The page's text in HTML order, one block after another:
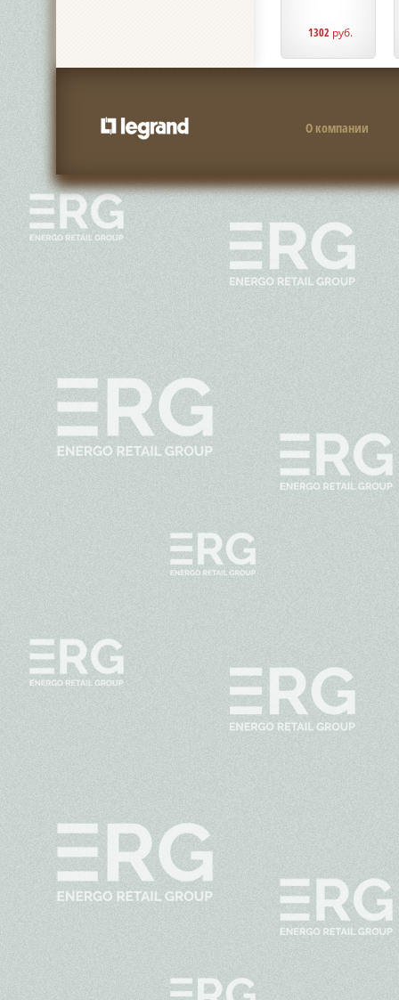
1302 руб.
О компании